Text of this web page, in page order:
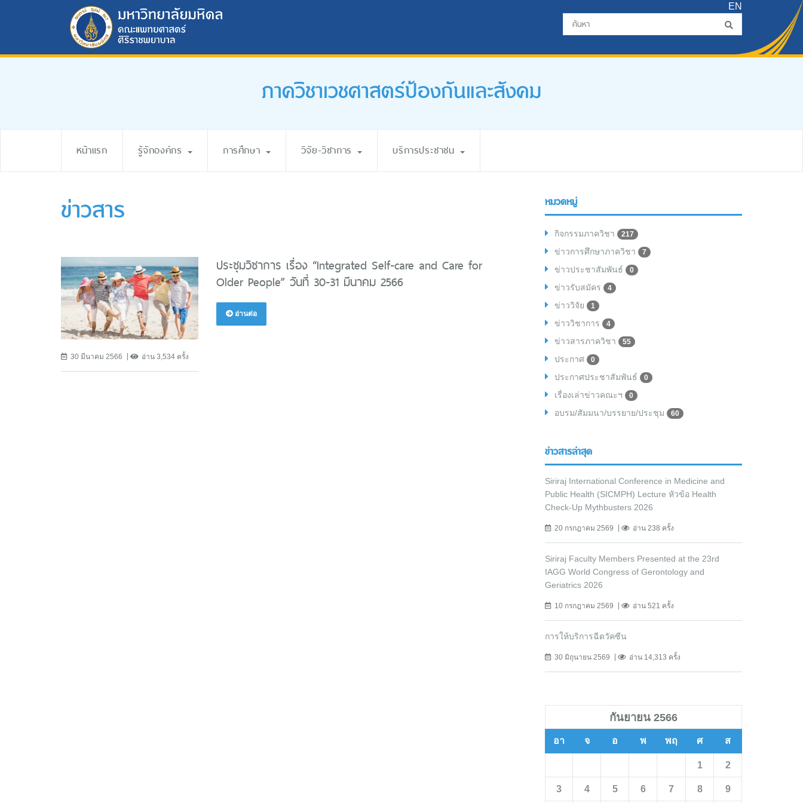
EN
ภาควิชาเวชศาสตร์ป้องกันและสังคม
หน้าแรก รู้จักองค์กร การศึกษา วิจัย-วิชาการ บริการประชาชน
ข่าวสาร
30 มีนาคม 2566 อ่าน 3,534 ครั้ง
ประชุมวิชาการ เรื่อง “Integrated Self-care and Care for
Older People” วันที่ 30-31 มีนาคม 2566
อ่านต่อ
หมวดหมู่
กิจกรรมภาควิชา 217
ข่าวการศึกษาภาควิชา 7
ข่าวประชาสัมพันธ์ 0
ข่าวรับสมัคร 4
ข่าววิจัย 1
ข่าววิชาการ 4
ข่าวสารภาควิชา 55
ประกาศ 0
ประกาศประชาสัมพันธ์ 0
เรื่องเล่าข่าวคณะฯ 0
อบรม/สัมมนา/บรรยาย/ประชุม 60
ข่าวสารล่าสุด
Siriraj International Conference in Medicine and
Public Health (SICMPH) Lecture หัวข้อ Health
Check-Up Mythbusters 2026
20 กรกฎาคม 2569 อ่าน 238 ครั้ง
Siriraj Faculty Members Presented at the 23rd
IAGG World Congress of Gerontology and
Geriatrics 2026
10 กรกฎาคม 2569 อ่าน 521 ครั้ง
การให้บริการฉีดวัคซีน
30 มิถุนายน 2569 อ่าน 14,313 ครั้ง
กันยายน 2566
อา จ อ พ พฤ ศ ส
1 2
3 4 5 6 7 8 9